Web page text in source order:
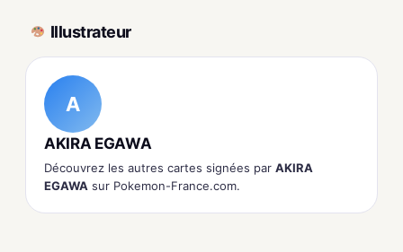
Illustrateur
A
AKIRA EGAWA
Découvrez les autres cartes signées par AKIRA
EGAWA sur Pokemon-France.com.